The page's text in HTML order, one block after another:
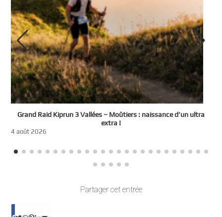
Grand Raid Kiprun 3 Vallées – Moûtiers : naissance d’un ultra
extra !
4 août 2026
Partager cet entrée